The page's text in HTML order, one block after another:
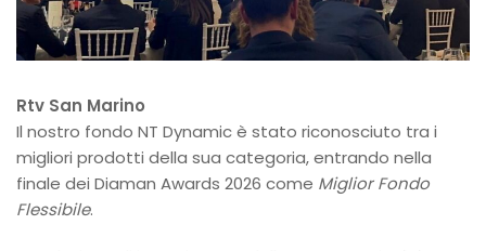
Rtv San Marino
Il nostro fondo NT Dynamic è stato riconosciuto tra i
migliori prodotti della sua categoria, entrando nella
finale dei Diaman Awards 2026 come Miglior Fondo
Flessibile.